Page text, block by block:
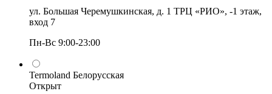
ул. Большая Черемушкинская, д. 1 ТРЦ «РИО», -1 этаж,
вход 7
Пн-Вс 9:00-23:00
Termoland Белорусская
Открыт